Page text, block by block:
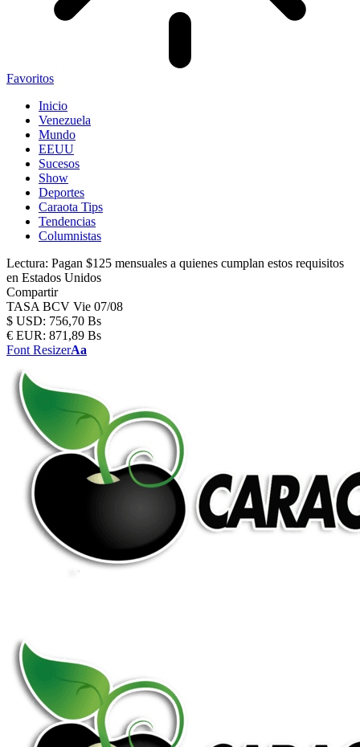
Favoritos
Inicio
Venezuela
Mundo
EEUU
Sucesos
Show
Deportes
Caraota Tips
Tendencias
Columnistas
Lectura: Pagan $125 mensuales a quienes cumplan estos requisitos
en Estados Unidos
Compartir
TASA BCV Vie 07/08
$ USD: 756,70 Bs
€ EUR: 871,89 Bs
Font ResizerAa